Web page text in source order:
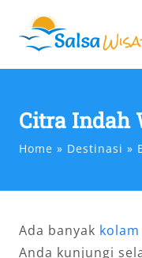
content
Citra Indah
Home Destinasi
Ada banyak
Anda kunjungi